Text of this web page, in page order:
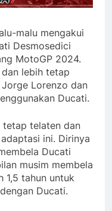
malu mengakui
Desmosedici
MotoGP 2024.
lebih tetap
Lorenzo dan
Ducati.
tetap telaten dan
ini. Dirinya
Ducati
musim membela
1,5 tahun untuk
Ducati.